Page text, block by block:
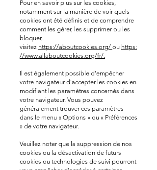
Pour en savoir plus sur les cookies,
notamment sur la manière de voir quels
cookies ont été définis et de comprendre
comment les gérer, les supprimer ou les
bloquer,
visitez https://aboutcookies.org/ ou https:
//www.allaboutcookies.org/fr/.
Il est également possible d'empêcher
votre navigateur d'accepter les cookies en
modifiant les paramètres concernés dans
votre navigateur. Vous pouvez
généralement trouver ces paramètres
dans le menu « Options » ou « Préférences
» de votre navigateur.
Veuillez noter que la suppression de nos
cookies ou la désactivation de futurs
cookies ou technologies de suivi pourront